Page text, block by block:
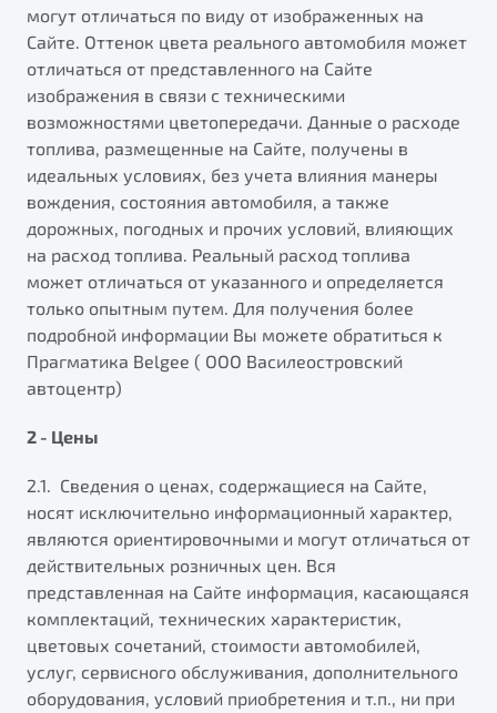
Элегантный и практичный седан
от 1 699 990 ₽*
Обзор В наличии
X70
Универсальный кроссовер
от 2 499 990 ₽*
Обзор В наличии
Узнайте о специальных выгодах при покупке
Подробно
Автомобили в наличии
Тест-драйв
Автокредит
Спецпредложения
"Помощь на дорогах"
Преимущества программы
Калькулятор ТО
Клиентская поддержка
могут отличаться по виду от изображенных на
Сайте. Оттенок цвета реального автомобиля может
отличаться от представленного на Сайте
изображения в связи с техническими
возможностями цветопередачи. Данные о расходе
топлива, размещенные на Сайте, получены в
идеальных условиях, без учета влияния манеры
вождения, состояния автомобиля, а также
дорожных, погодных и прочих условий, влияющих
на расход топлива. Реальный расход топлива
может отличаться от указанного и определяется
только опытным путем. Для получения более
подробной информации Вы можете обратиться к
Прагматика Belgee ( ООО Василеостровский
автоцентр)
2 - Цены
2.1. Сведения о ценах, содержащиеся на Сайте,
носят исключительно информационный характер,
являются ориентировочными и могут отличаться от
действительных розничных цен. Вся
представленная на Сайте информация, касающаяся
комплектаций, технических характеристик,
цветовых сочетаний, стоимости автомобилей,
услуг, сервисного обслуживания, дополнительного
оборудования, условий приобретения и т.п., ни при